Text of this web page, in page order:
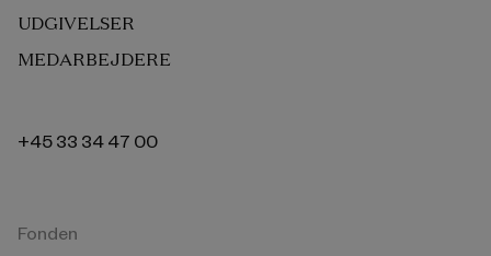
UDGIVELSER
MEDARBEJDERE
+45 33 34 47 00
Fonden